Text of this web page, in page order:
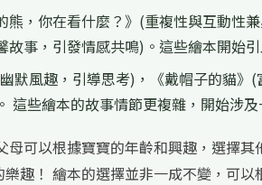
熊，你在看什麼？》(重複性與互動性
事，引發情感共鳴)。這些繪本開始
默風趣，引導思考)，《戴帽子的貓
這些繪本的故事情節更複雜，開始涉
母可以根據寶寶的年齡和興趣，選擇
趣！ 繪本的選擇並非一成不變，可